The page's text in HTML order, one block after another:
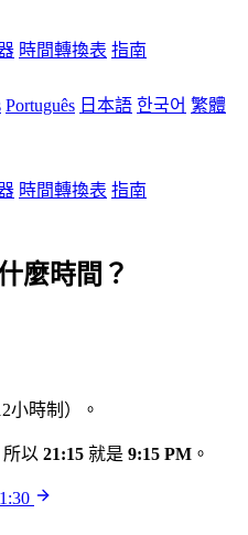
時間轉換表 指南
Português 日本語 한국어 繁體
時間轉換表 指南
麼時間？
小時制）。
所以 21:15 就是 9:15 PM 。